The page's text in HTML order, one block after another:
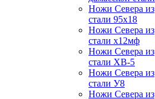
Ножи Севера из
стали 95х18
Ножи Севера из
стали х12мф
Ножи Севера из
стали ХВ-5
Ножи Севера из
стали У8
Ножи Севера из